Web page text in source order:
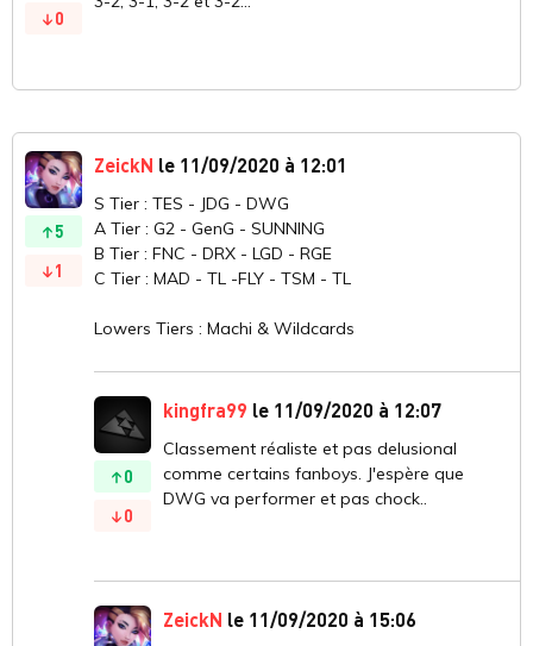
0
5
1
ZeickN le 11/09/2020 à 12:01
S Tier : TES - JDG - DWG
A Tier : G2 - GenG - SUNNING
B Tier : FNC - DRX - LGD - RGE
C Tier : MAD - TL -FLY - TSM - TL
Lowers Tiers : Machi & Wildcards
0
0
kingfra99 le 11/09/2020 à 12:07
Classement réaliste et pas delusional
comme certains fanboys. J'espère que
DWG va performer et pas chock..
ZeickN le 11/09/2020 à 15:06